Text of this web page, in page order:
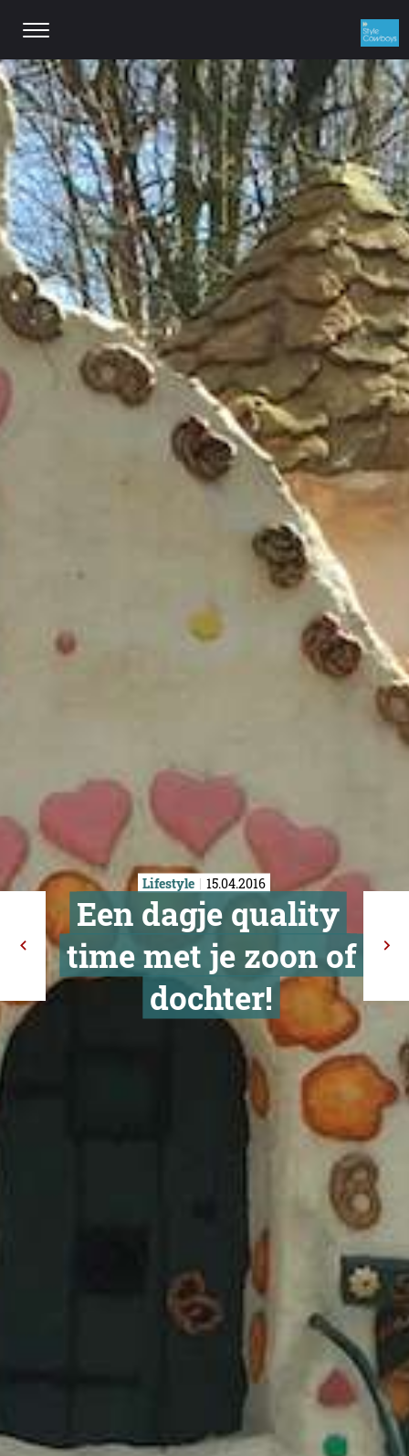
Lifestyle 15.04.2016
Een dagje
time met je
dochter!